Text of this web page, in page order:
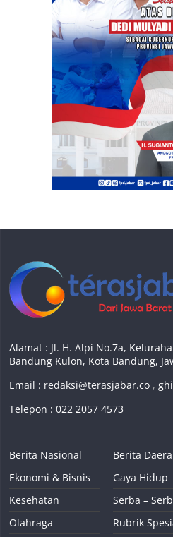
Alamat : Jl. H. Alpi No.7a,
Bandung Kulon, Kota Bandung,
Email : redaksi@terasjabar.co ,
Telepon : 022 2057 4573
Berita Nasional
Ekonomi & Bisnis
Kesehatan
Olahraga
Berita
Gaya Hidup
Serba –
Rubrik